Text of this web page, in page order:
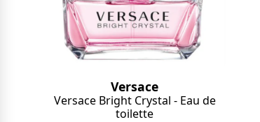
Versace
Versace Bright Crystal - Eau de
toilette